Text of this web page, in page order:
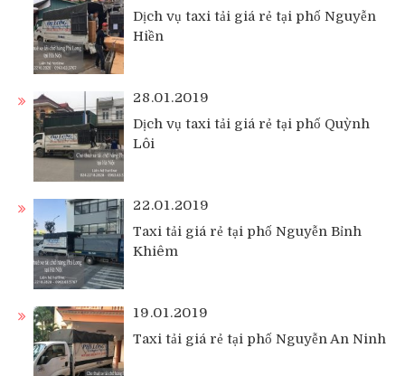
Dịch vụ taxi tải giá rẻ tại phố Nguyễn
Hiền
28.01.2019
Dịch vụ taxi tải giá rẻ tại phố Quỳnh
Lôi
22.01.2019
Taxi tải giá rẻ tại phố Nguyễn Bỉnh
Khiêm
19.01.2019
Taxi tải giá rẻ tại phố Nguyễn An Ninh